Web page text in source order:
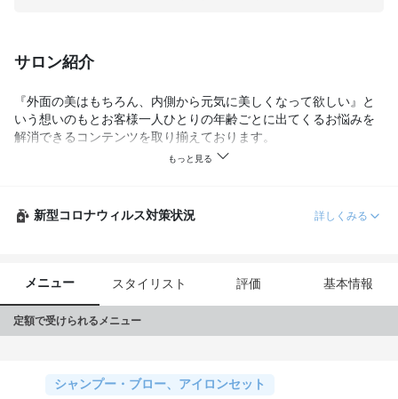
サロン紹介
『外面の美はもちろん、内側から元気に美しくなって欲しい』と
いう想いのもとお客様一人ひとりの年齢ごとに出てくるお悩みを
解消できるコンテンツを取り揃えております。
新型コロナウィルス対策状況 詳しくみる
メニュー スタイリスト 評価 基本情報
定額で受けられるメニュー
シャンプー・ブロー、アイロンセット